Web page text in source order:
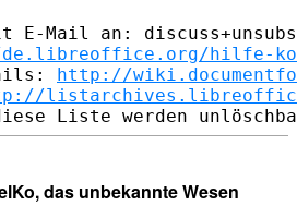
E-Mail an:
hilfe-
http://
das unbekannte Wesen